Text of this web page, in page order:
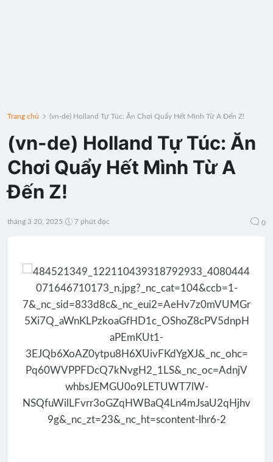
Trang chủ (vn-de) Holland Tự Túc: Ăn Chơi Quẩy Hết Mình Từ A Đến Z!
(vn-de) Holland Tự Túc: Ăn
Chơi Quẩy Hết Mình Từ A
Đến Z!
tháng 3 20, 2025 7 phút đọc 0